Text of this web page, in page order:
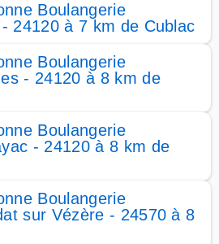
Boulangerie
24120 à 7 km de Cublac
Boulangerie
- 24120 à 8 km de
Boulangerie
- 24120 à 8 km de
Boulangerie
sur Vézère - 24570 à 8